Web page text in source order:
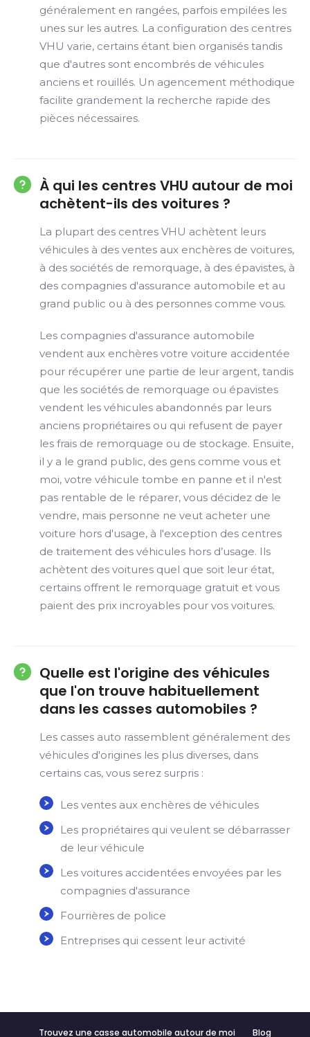
généralement en rangées, parfois empilées les
unes sur les autres. La configuration des centres
VHU varie, certains étant bien organisés tandis
que d'autres sont encombrés de véhicules
anciens et rouillés. Un agencement méthodique
facilite grandement la recherche rapide des
pièces nécessaires.
À qui les centres VHU autour de moi
achètent-ils des voitures ?
La plupart des centres VHU achètent leurs
véhicules à des ventes aux enchères de voitures,
à des sociétés de remorquage, à des épavistes, à
des compagnies d'assurance automobile et au
grand public ou à des personnes comme vous.
Les compagnies d'assurance automobile
vendent aux enchères votre voiture accidentée
pour récupérer une partie de leur argent, tandis
que les sociétés de remorquage ou épavistes
vendent les véhicules abandonnés par leurs
anciens propriétaires ou qui refusent de payer
les frais de remorquage ou de stockage. Ensuite,
il y a le grand public, des gens comme vous et
moi, votre véhicule tombe en panne et il n'est
pas rentable de le réparer, vous décidez de le
vendre, mais personne ne veut acheter une
voiture hors d'usage, à l'exception des centres
de traitement des véhicules hors d’usage. Ils
achètent des voitures quel que soit leur état,
certains offrent le remorquage gratuit et vous
paient des prix incroyables pour vos voitures.
Quelle est l'origine des véhicules
que l'on trouve habituellement
dans les casses automobiles ?
Les casses auto rassemblent généralement des
véhicules d'origines les plus diverses, dans
certains cas, vous serez surpris :
Les ventes aux enchères de véhicules
Les propriétaires qui veulent se débarrasser
de leur véhicule
Les voitures accidentées envoyées par les
compagnies d'assurance
Fourrières de police
Entreprises qui cessent leur activité
Trouvez une casse automobile autour de moi Blog